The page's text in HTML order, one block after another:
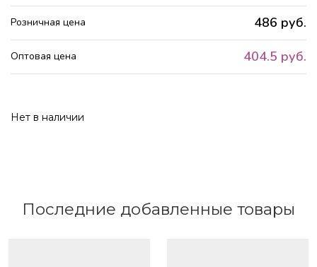
Розничная цена 486 руб.
Оптовая цена 404.5 руб.
Нет в наличии
Последние добавленные товары